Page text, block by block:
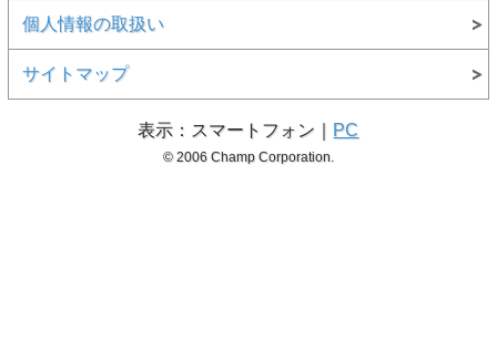
個人情報の取扱い
サイトマップ
表示：スマートフォン｜ PC
© 2006 Champ Corporation.